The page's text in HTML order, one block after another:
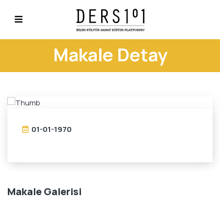
Makale Detay
01-01-1970
Makale Galerisi